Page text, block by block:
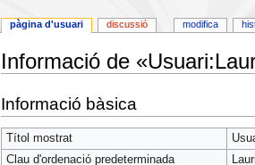
Informació de
to
navigation
to
search
Informació bàsica
Títol mostrat
Clau d'ordenació predeterminada
pàgina d'usuari discussió modifica